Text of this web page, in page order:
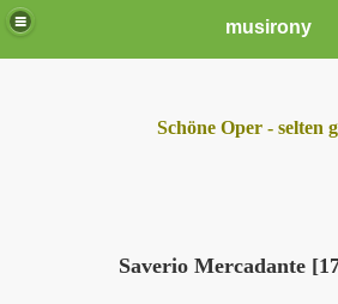
musirony
Schöne Oper - selten
Saverio Mercadante